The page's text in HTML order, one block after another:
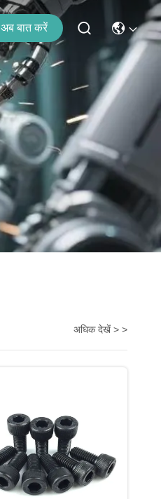
अब बात करें
अधिक देखें > >